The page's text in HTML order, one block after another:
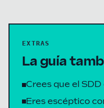
EXTRAS
La guía
Crees que el
Eres escéptico